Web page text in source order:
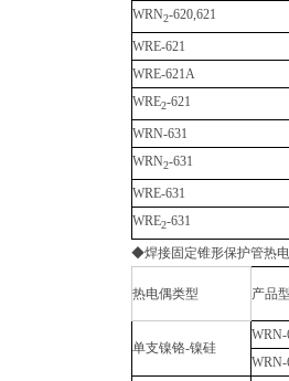
WRN2-620,621
WRE-621
WRE-621A
WRE2-621
WRN-631
WRN2-631
WRE-631
WRE2-631
◆焊接固定锥形保护管热
热电偶类型 产品
单支镍铬-镍硅
WRN-
WRN-